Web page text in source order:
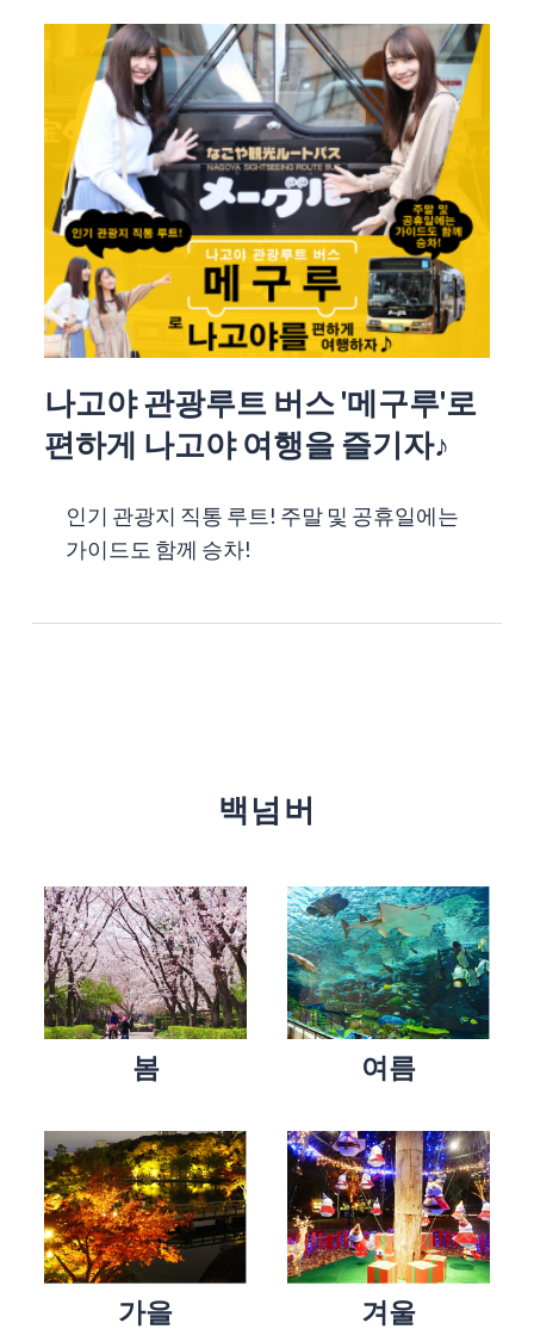
나고야 관광루트 버스 '메구루'로
편하게 나고야 여행을 즐기자♪
인기 관광지 직통 루트! 주말 및 공휴일에는
가이드도 함께 승차!
백넘버
봄 여름
가을 겨울